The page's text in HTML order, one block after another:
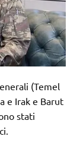
(Temel
e Irak e Barut
stati